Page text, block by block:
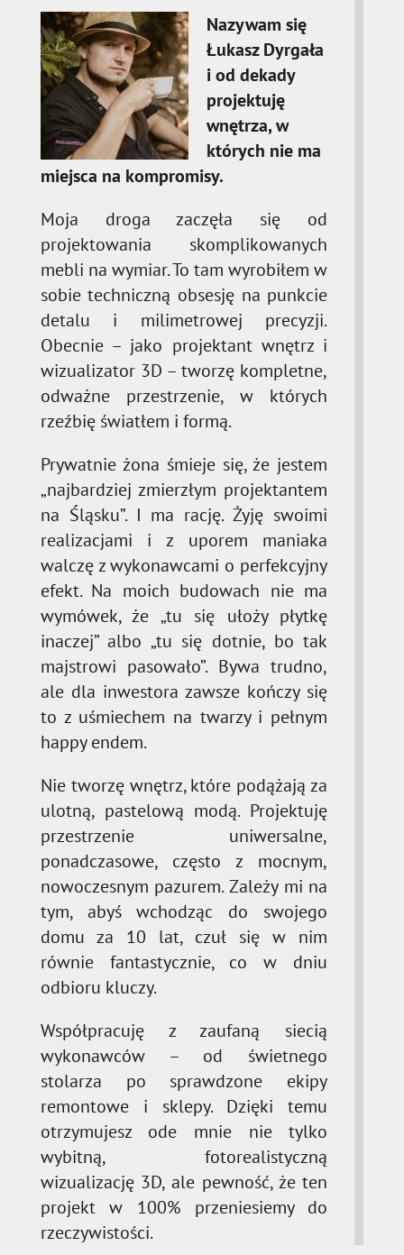
Nazywam się
Łukasz Dyrgała
i od dekady
projektuję
wnętrza, w
których nie ma
miejsca na kompromisy.
Moja droga zaczęła się od
projektowania skomplikowanych
mebli na wymiar. To tam wyrobiłem w
sobie techniczną obsesję na punkcie
detalu i milimetrowej precyzji.
Obecnie – jako projektant wnętrz i
wizualizator 3D – tworzę kompletne,
odważne przestrzenie, w których
rzeźbię światłem i formą.
Prywatnie żona śmieje się, że jestem
„najbardziej zmierzłym projektantem
na Śląsku”. I ma rację. Żyję swoimi
realizacjami i z uporem maniaka
walczę z wykonawcami o perfekcyjny
efekt. Na moich budowach nie ma
wymówek, że „tu się ułoży płytkę
inaczej” albo „tu się dotnie, bo tak
majstrowi pasowało”. Bywa trudno,
ale dla inwestora zawsze kończy się
to z uśmiechem na twarzy i pełnym
happy endem.
Nie tworzę wnętrz, które podążają za
ulotną, pastelową modą. Projektuję
przestrzenie uniwersalne,
ponadczasowe, często z mocnym,
nowoczesnym pazurem. Zależy mi na
tym, abyś wchodząc do swojego
domu za 10 lat, czuł się w nim
równie fantastycznie, co w dniu
odbioru kluczy.
Współpracuję z zaufaną siecią
wykonawców – od świetnego
stolarza po sprawdzone ekipy
remontowe i sklepy. Dzięki temu
otrzymujesz ode mnie nie tylko
wybitną, fotorealistyczną
wizualizację 3D, ale pewność, że ten
projekt w 100% przeniesiemy do
rzeczywistości.